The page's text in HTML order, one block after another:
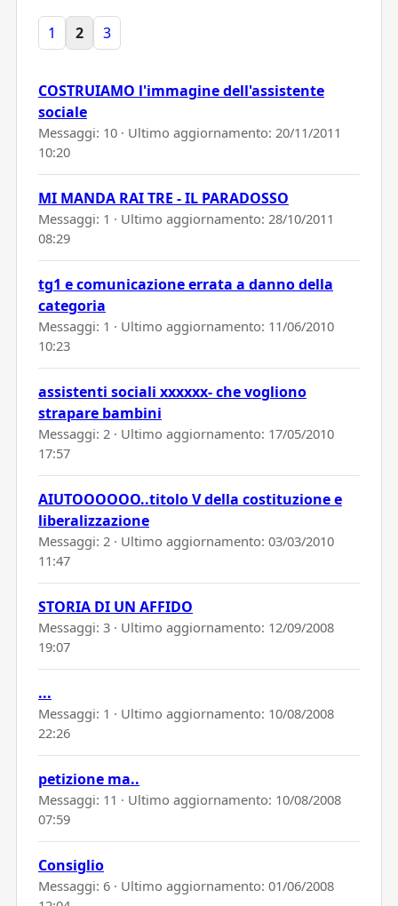
1 2 3
COSTRUIAMO l'immagine dell'assistente
sociale
Messaggi: 10 · Ultimo aggiornamento: 20/11/2011
10:20
MI MANDA RAI TRE - IL PARADOSSO
Messaggi: 1 · Ultimo aggiornamento: 28/10/2011
08:29
tg1 e comunicazione errata a danno della
categoria
Messaggi: 1 · Ultimo aggiornamento: 11/06/2010
10:23
assistenti sociali xxxxxx- che vogliono
strapare bambini
Messaggi: 2 · Ultimo aggiornamento: 17/05/2010
17:57
AIUTOOOOOO..titolo V della costituzione e
liberalizzazione
Messaggi: 2 · Ultimo aggiornamento: 03/03/2010
11:47
STORIA DI UN AFFIDO
Messaggi: 3 · Ultimo aggiornamento: 12/09/2008
19:07
...
Messaggi: 1 · Ultimo aggiornamento: 10/08/2008
22:26
petizione ma..
Messaggi: 11 · Ultimo aggiornamento: 10/08/2008
07:59
Consiglio
Messaggi: 6 · Ultimo aggiornamento: 01/06/2008